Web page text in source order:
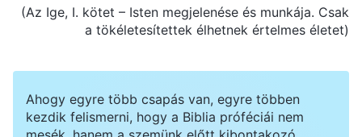
(Az Ige, I. kötet – Isten megjelenése és munkája. Csak
a tökéletesítettek élhetnek értelmes életet)
Ahogy egyre több csapás van, egyre többen
kezdik felismerni, hogy a Biblia próféciái nem